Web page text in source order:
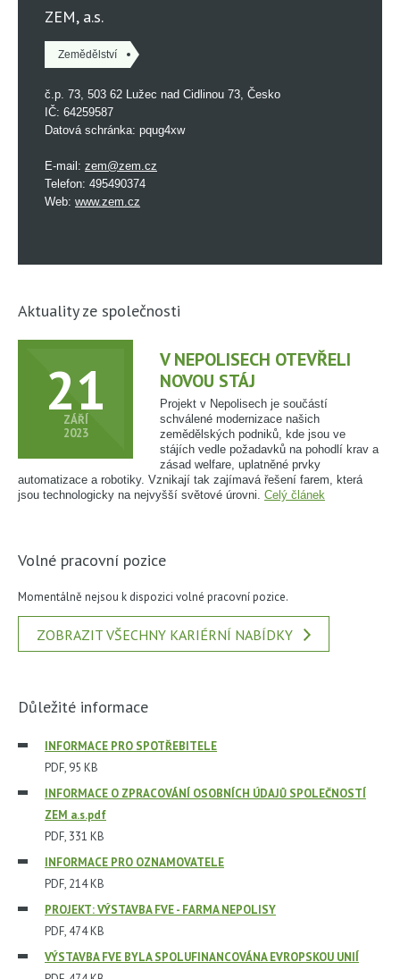
ZEM, a.s.
Zemědělství
č.p. 73, 503 62 Lužec nad Cidlinou 73, Česko
IČ: 64259587
Datová schránka: pqug4xw
E-mail: zem@zem.cz
Telefon: 495490374
Web: www.zem.cz
Aktuality ze společnosti
21
ZÁŘÍ
2023
V NEPOLISECH OTEVŘELI
NOVOU STÁJ
Projekt v Nepolisech je součástí
schválené modernizace našich
zemědělských podniků, kde jsou ve
stájích vedle požadavků na pohodlí krav a
zásad welfare, uplatněné prvky
automatizace a robotiky. Vznikají tak zajímavá řešení farem, která
jsou technologicky na nejvyšší světové úrovni. Celý článek
Volné pracovní pozice
Momentálně nejsou k dispozici volné pracovní pozice.
ZOBRAZIT VŠECHNY KARIÉRNÍ NABÍDKY
Důležité informace
INFORMACE PRO SPOTŘEBITELE
PDF, 95 KB
INFORMACE O ZPRACOVÁNÍ OSOBNÍCH ÚDAJŮ SPOLEČNOSTÍ
ZEM a.s.pdf
PDF, 331 KB
INFORMACE PRO OZNAMOVATELE
PDF, 214 KB
PROJEKT: VÝSTAVBA FVE - FARMA NEPOLISY
PDF, 474 KB
VÝSTAVBA FVE BYLA SPOLUFINANCOVÁNA EVROPSKOU UNIÍ